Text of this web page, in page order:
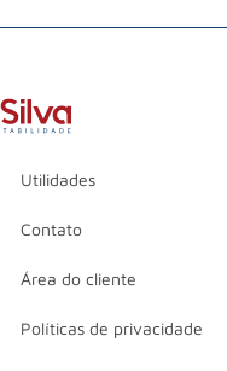
Utilidades
Contato
Área do cliente
Políticas de privacidade